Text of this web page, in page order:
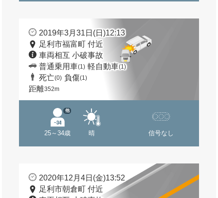
2019年3月31日(日)12:13
足利市福富町 付近
車両相互 小破事故
普通乗用車(1) 軽自動車(1)
死亡(0) 負傷(1)
距離352m
25～34歳
他
晴 信号なし
2020年12月4日(金)13:52
足利市朝倉町 付近